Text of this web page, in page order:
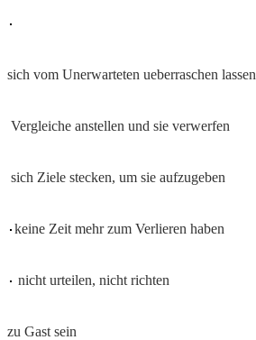
sich vom Unerwarteten ueberraschen lassen
Vergleiche anstellen und sie verwerfen
sich Ziele stecken, um sie aufzugeben
keine Zeit mehr zum Verlieren haben
nicht urteilen, nicht richten
zu Gast sein